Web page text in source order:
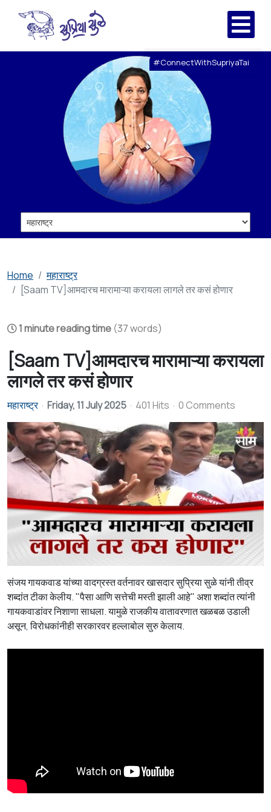
#ConnectWithSupriyaTai
Home
महाराष्ट्र
[Saam TV]आमदारच मारामाऱ्या करायला लागले तर कसं होणार
1 minute reading time (37 words)
[Saam TV]आमदारच मारामाऱ्या करायला
लागले तर कसं होणार
महाराष्ट्र Friday, 11 July 2025 401 Hits 0 Comments
संजय गायकवाड यांच्या वादग्रस्त वर्तनावर खासदार सुप्रिया सुळे यांनी तीव्र
शब्दांत टीका केलीय. "पैसा आणि सत्तेची मस्ती झाली आहे" अशा शब्दांत त्यांनी
गायकवाडांवर निशाणा साधला. यामुळे राजकीय वातावरणात खळबळ उडाली
असून, विरोधकांनीही सरकारवर हल्लाबोल सुरु केलाय.